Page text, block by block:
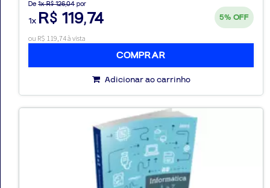
De 1x R$ 126,04 por
1x R$ 119,74 5% OFF
ou R$ 119,74 à vista
COMPRAR
Adicionar ao carrinho